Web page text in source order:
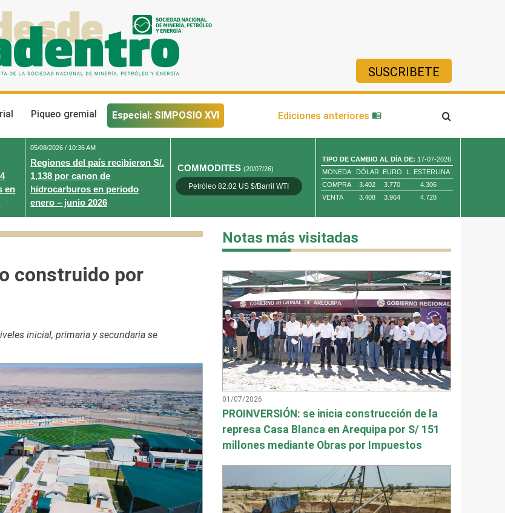
SUSCRIBETE
Piqueo gremial Especial: SIMPOSIO XVI Ediciones anteriores
en
05/08/2026 / 10:36 AM
Regiones del país recibieron S/.
1,138 por canon de
hidrocarburos en periodo
enero – junio 2026
COMMODITES(20/07/26)
Petróleo 82.02 US $/Barril WTI Oro 4,010.80 US $/ Oz. Tr.
TIPO DE CAMBIO AL DÍA DE: 17-07-2026
MONEDA
DÓLAR EURO
L. ESTERLINA
COMPRA
3.402 3.770
4.306
VENTA
3.408 3.964 4.728
construido por
inicial, primaria y secundaria se
Notas más visitadas
01/07/2026
PROINVERSIÓN: se inicia construcción de la
represa Casa Blanca en Arequipa por S/ 151
millones mediante Obras por Impuestos